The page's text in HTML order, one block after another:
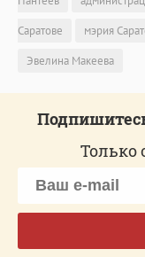
Саратове
мэрия
Эвелина Макеева
Только